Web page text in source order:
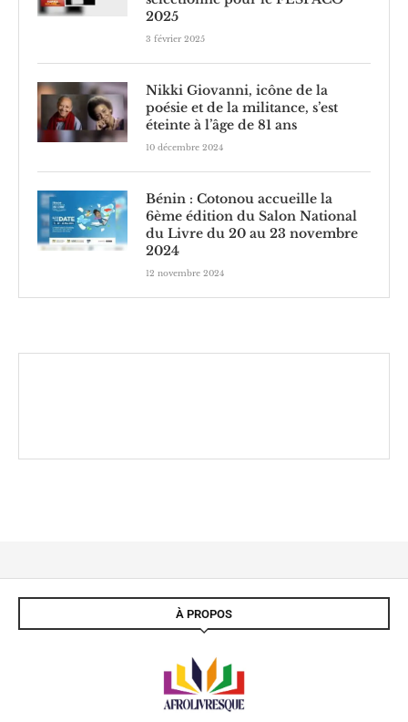
2025
3 février 2025
Nikki Giovanni, icône de la
poésie et de la militance, s’est
éteinte à l’âge de 81 ans
10 décembre 2024
Bénin : Cotonou accueille la
6ème édition du Salon National
du Livre du 20 au 23 novembre
2024
12 novembre 2024
À PROPOS